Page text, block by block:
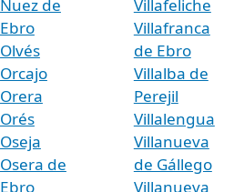
Nuez de
Ebro
Olvés
Orcajo
Orera
Orés
Oseja
Osera de
Ebro
Villafeliche
Villafranca
de Ebro
Villalba de
Perejil
Villalengua
Villanueva
de Gállego
Villanueva